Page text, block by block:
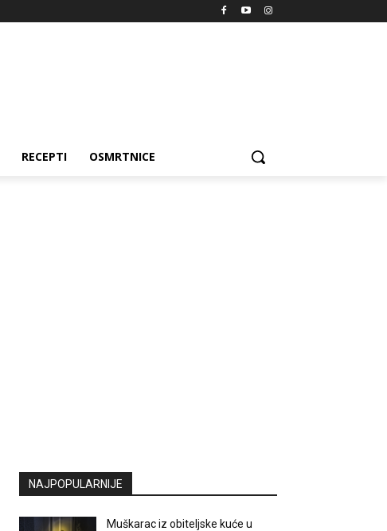
RECEPTI OSMRTNICE
NAJPOPULARNIJE
Muškarac iz obiteljske kuće u